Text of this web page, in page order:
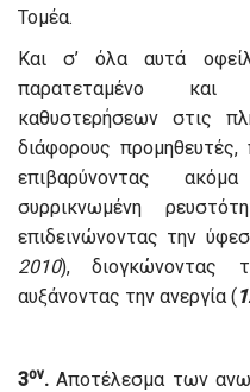
Τομέα.
Και σ’ όλα αυτά
παρατεταμένο και
καθυστερήσεων στις
διάφορους
επιβαρύνοντας
συρρικνωμένη
επιδεινώνοντας την
2010), διογκώνοντας
αυξάνοντας την ανεργία (
3ον. Αποτέλεσμα των